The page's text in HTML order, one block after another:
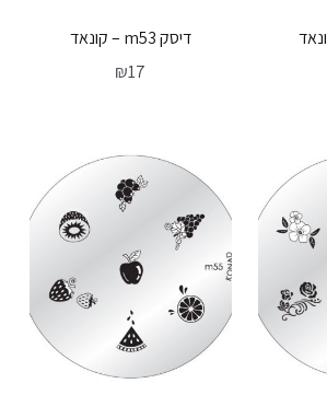
דיסק m53 – קונאד
₪17